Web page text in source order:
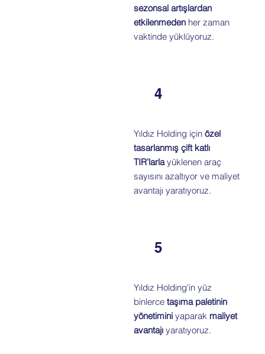
sezonsal artışlardan
etkilenmeden her zaman
vaktinde yüklüyoruz.
4
Yıldız Holding içinözel
tasarlanmış çift katlı
TIR’larlayüklenen araç
sayısını azaltıyor ve maliyet
avantajı yaratıyoruz.
5
Yıldız Holding'in yüz
binlercetaşıma paletinin
yönetimini yaparak maliyet
avantajı yaratıyoruz.